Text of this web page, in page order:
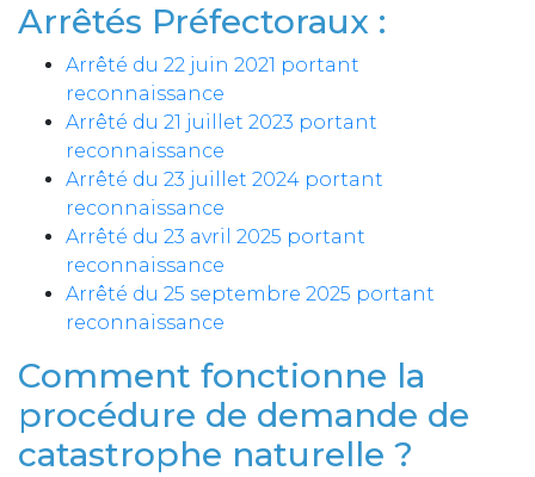
Arrêtés Préfectoraux :
Arrêté du 22 juin 2021 portant
reconnaissance
Arrêté du 21 juillet 2023 portant
reconnaissance
Arrêté du 23 juillet 2024 portant
reconnaissance
Arrêté du 23 avril 2025 portant
reconnaissance
Arrêté du 25 septembre 2025 portant
reconnaissance
Comment fonctionne la
procédure de demande de
catastrophe naturelle ?